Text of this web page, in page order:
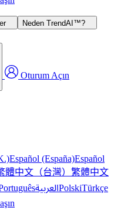
Neden TrendAI™?
Oturum Açın
Español (España)Español
體中文（台灣） 繁體中文
العربيةPolskiTürkçe